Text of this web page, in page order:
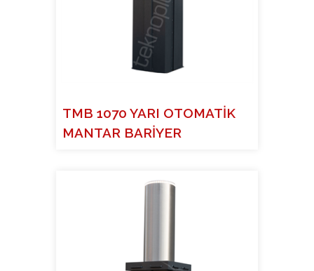
TMB 1070 YARI OTOMATİK
MANTAR BARİYER